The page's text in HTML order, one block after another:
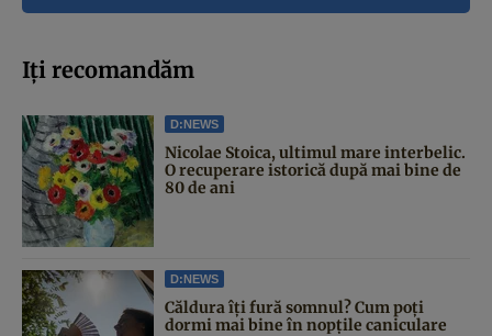
Iți recomandăm
D:NEWS
Nicolae Stoica, ultimul mare interbelic.
O recuperare istorică după mai bine de
80 de ani
D:NEWS
Căldura îți fură somnul? Cum poți
dormi mai bine în nopțile caniculare